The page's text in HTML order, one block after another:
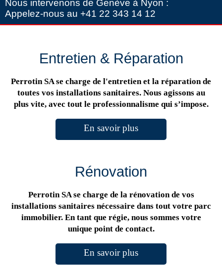
Nous intervenons de Genève à Nyon :
Appelez-nous au +41 22 343 14 12
Entretien & Réparation
Perrotin SA se charge de l'entretien et la réparation de
toutes vos installations sanitaires. Nous agissons au
plus vite, avec tout le professionnalisme qui s’impose.
En savoir plus
Rénovation
Perrotin SA se charge de la rénovation de vos
installations sanitaires nécessaire dans tout votre parc
immobilier. En tant que régie, nous sommes votre
unique point de contact.
En savoir plus